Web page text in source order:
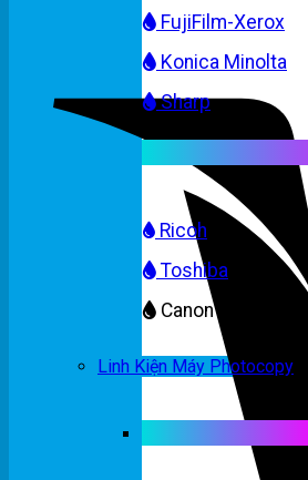
FujiFilm-Xerox
Konica Minolta
Sharp
Ricoh
Toshiba
Canon
Linh Kiện Máy Photocopy